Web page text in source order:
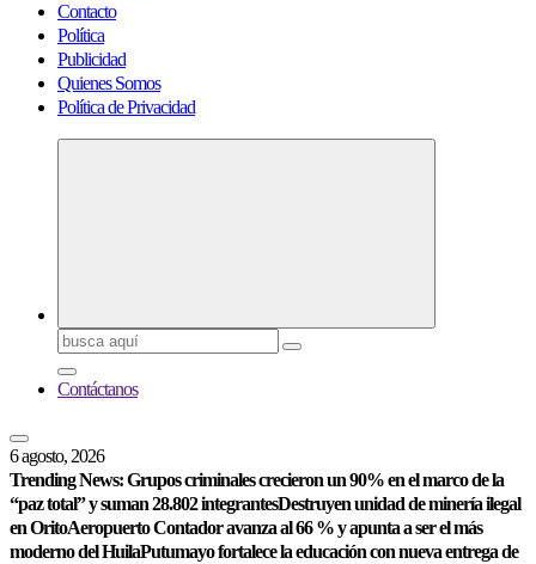
Contacto
Política
Publicidad
Quienes Somos
Política de Privacidad
Buscar:
Contáctanos
6 agosto, 2026
Trending News:Grupos criminales crecieron un 90% en el marco de la
“paz total” y suman 28.802 integrantesDestruyen unidad de minería ilegal
en OritoAeropuerto Contador avanza al 66 % y apunta a ser el más
moderno del HuilaPutumayo fortalece la educación con nueva entrega de